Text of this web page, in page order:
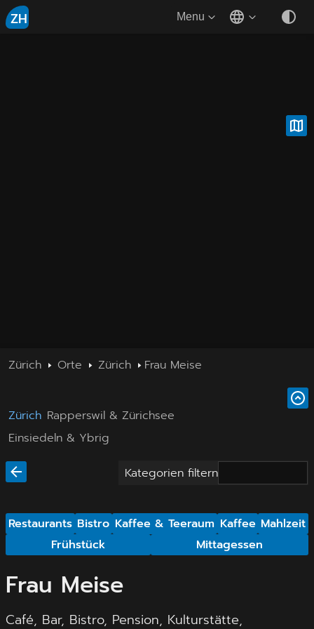
ZH Menu
Zürich Orte Zürich Frau Meise
Zürich Rapperswil & Zürichsee
Einsiedeln & Ybrig
Kategorien filtern
Restaurants Bistro Kaffee & Teeraum Kaffee Mahlzeit
Frühstück
Mittagessen
Frau Meise
Café, Bar, Bistro, Pension, Kulturstätte,